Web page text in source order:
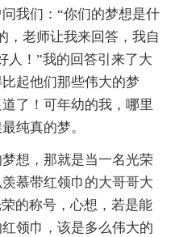
我们：“你们的梦想是什
，老师让我来回答，我自
人！”我的回答引来了大
起他们那些伟大的梦
了！可年幼的我，哪里
纯真的梦。
想，那就是当一名光荣
慕带红领巾的大哥哥大
的称号，心想，若是能
领巾，该是多么伟大的